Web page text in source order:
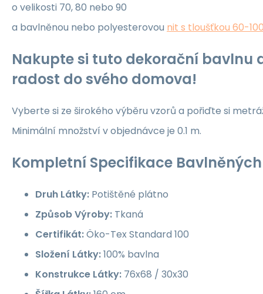
o velikosti 70, 80 nebo 90
a bavlněnou nebo polyesterovou nit s tloušťkou 60-
Nakupte si tuto dekorační bavlnu
radost do svého domova!
Vyberte si ze širokého výběru vzorů a pořiďte si
Minimální množství v objednávce je 0.1 m.
Kompletní Specifikace
Druh Látky: Potištěné plátno
Způsob Výroby: Tkaná
Certifikát:Öko-Tex Standard 100
Složení Látky:100% bavlna
Konstrukce Látky: 76x68 / 30x30